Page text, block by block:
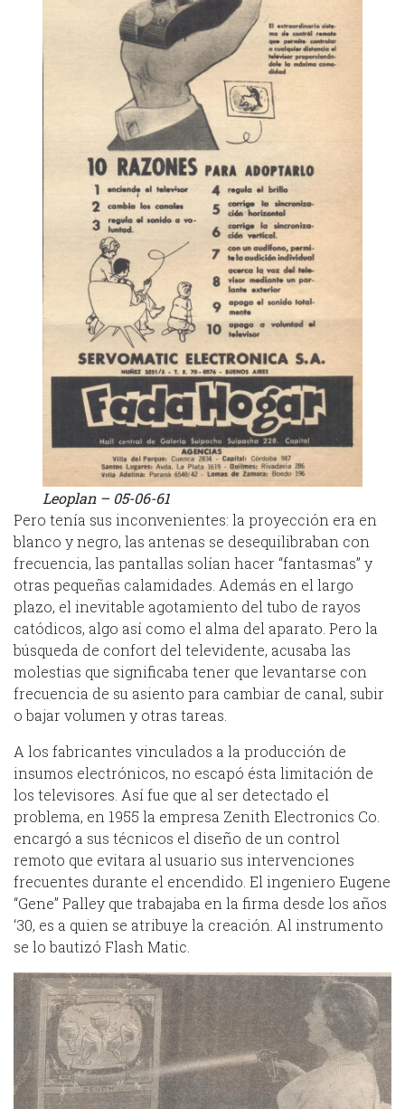
Leoplan – 05-06-61
Pero tenía sus inconvenientes: la proyección era en
blanco y negro, las antenas se desequilibraban con
frecuencia, las pantallas solían hacer “fantasmas” y
otras pequeñas calamidades. Además en el largo
plazo, el inevitable agotamiento del tubo de rayos
catódicos, algo así como el alma del aparato. Pero la
búsqueda de confort del televidente, acusaba las
molestias que significaba tener que levantarse con
frecuencia de su asiento para cambiar de canal, subir
o bajar volumen y otras tareas.
A los fabricantes vinculados a la producción de
insumos electrónicos, no escapó ésta limitación de
los televisores. Así fue que al ser detectado el
problema, en 1955 la empresa Zenith Electronics Co.
encargó a sus técnicos el diseño de un control
remoto que evitara al usuario sus intervenciones
frecuentes durante el encendido. El ingeniero Eugene
“Gene” Palley que trabajaba en la firma desde los años
‘30, es a quien se atribuye la creación. Al instrumento
se lo bautizó Flash Matic.